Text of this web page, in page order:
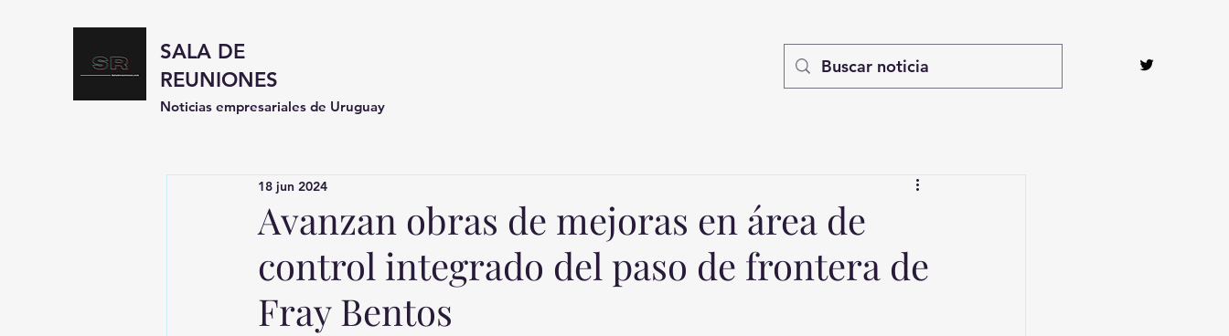
SALA DE
REUNIONES
Noticias empresariales de Uruguay
Avanzan obras de mejoras en área de
control integrado del paso de frontera de
Fray Bentos
18 jun 2024